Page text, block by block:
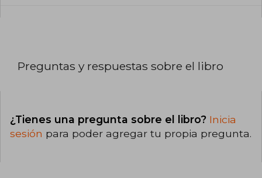
Preguntas y respuestas sobre el libro
¿Tienes una pregunta sobre el libro? Inicia
sesión para poder agregar tu propia pregunta.